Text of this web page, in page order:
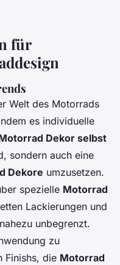
für
Welt des Motorrads
es individuelle
Dekor selbst
sondern auch eine
Dekore umzusetzen.
spezielle Motorrad
Lackierungen und
unbegrenzt.
zu
Finishs, die Motorrad